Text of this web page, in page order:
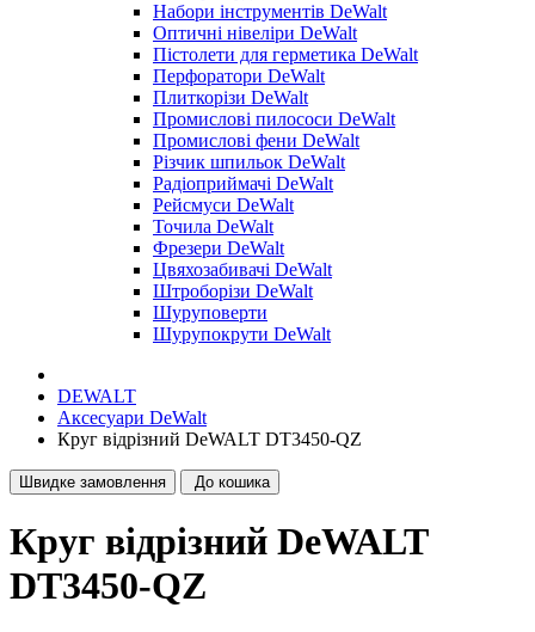
Набори інструментів DeWalt
Оптичні нівеліри DeWalt
Пістолети для герметика DeWalt
Перфоратори DeWalt
Плиткорізи DeWalt
Промислові пилососи DeWalt
Промислові фени DeWalt
Різчик шпильок DeWalt
Радіоприймачі DeWalt
Рейсмуси DeWalt
Точила DeWalt
Фрезери DeWalt
Цвяхозабивачі DeWalt
Штроборізи DeWalt
Шуруповерти
Шурупокрути DeWalt
DEWALT
Аксесуари DeWalt
Круг відрізний DeWALT DT3450-QZ
Швидке замовлення До кошика
Круг відрізний DeWALT
DT3450-QZ